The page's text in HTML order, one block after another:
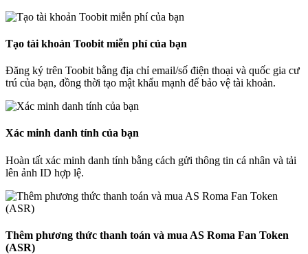
Tạo tài khoản Toobit miễn phí của bạn
Đăng ký trên Toobit bằng địa chỉ email/số điện thoại và quốc gia cư
trú của bạn, đồng thời tạo mật khẩu mạnh để bảo vệ tài khoản.
Xác minh danh tính của bạn
Hoàn tất xác minh danh tính bằng cách gửi thông tin cá nhân và tải
lên ảnh ID hợp lệ.
Thêm phương thức thanh toán và mua AS Roma Fan Token
(ASR)